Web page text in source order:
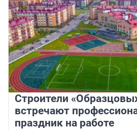
Строители
встречают
праздник на работе